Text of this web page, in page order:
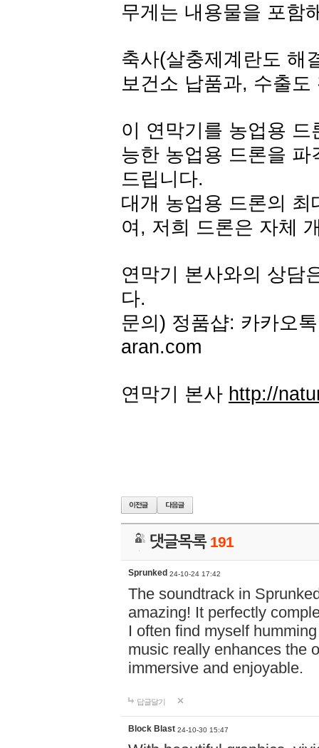
무게는 내용물을 포함
축사(살충제계란도 해
보건소 납품과, 수출
이 연막기를 농업용
능한 농업용 드론을
드립니다.
대개 농업용 드론의
여, 저희 드론은 자체
연막기 본사와의 상담
다.
문의) 정품샵: 카카오
aran.com
연막기 본사 http://
댓글목록 191
Sprunked 24-10-24 17:42
The soundtrack in
amazing! It perfectly
I often find myself
music really enhances the
immersive and enjoyable.
답글달기
Block Blast 24-10-30 15:47